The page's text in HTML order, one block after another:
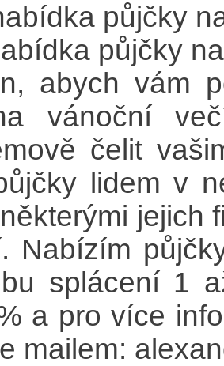
půjčky
půjčky
abych vám
vánoční
čelit
lidem v
jejich
Nabízím
splácení 1
a pro více
mailem: